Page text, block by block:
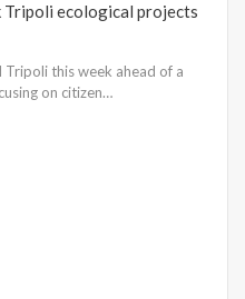
Tripoli ecological projects
this week ahead of a
on citizen…